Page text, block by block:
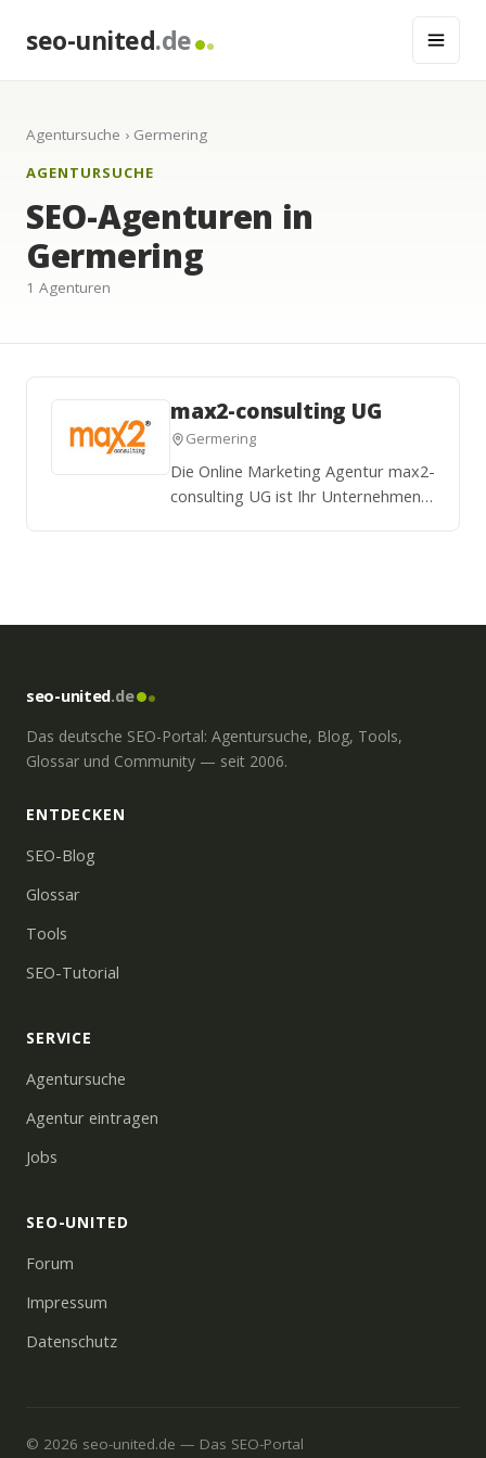
seo-united.de
Agentursuche › Germering
AGENTURSUCHE
SEO-Agenturen in
Germering
1 Agenturen
max2-consulting UG
Germering
Die Online Marketing Agentur max2-
consulting UG ist Ihr Unternehmen
seo-united.de
Das deutsche SEO-Portal: Agentursuche, Blog, Tools,
Glossar und Community — seit 2006.
ENTDECKEN
SEO-Blog
Glossar
Tools
SEO-Tutorial
SERVICE
Agentursuche
Agentur eintragen
Jobs
SEO-UNITED
Forum
Impressum
Datenschutz
© 2026 seo-united.de — Das SEO-Portal